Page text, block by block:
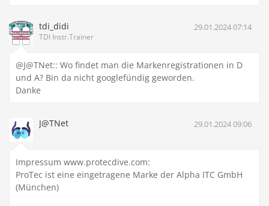
tdi_didi
TDI Instr.Trainer
29.01.2024 07:14
@J@TNet:: Wo findet man die Markenregistrationen in D
und A? Bin da nicht googlefündig geworden.
Danke
J@TNet 29.01.2024 09:06
Impressum www.protecdive.com:
ProTec ist eine eingetragene Marke der Alpha ITC GmbH
(München)